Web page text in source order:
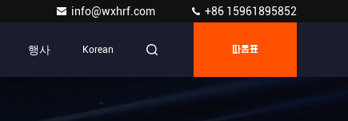
info@wxhrf.com +86 15961895852
행사 Korean 따옴표